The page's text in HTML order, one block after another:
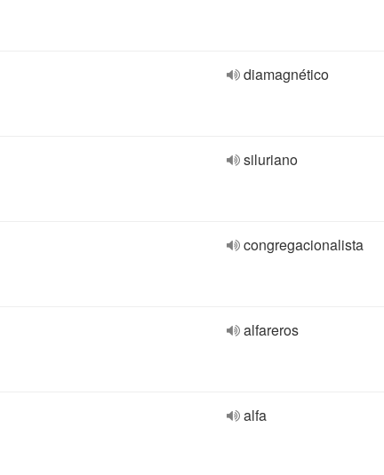
diamagnético
siluriano
congregacionalista
alfareros
alfa